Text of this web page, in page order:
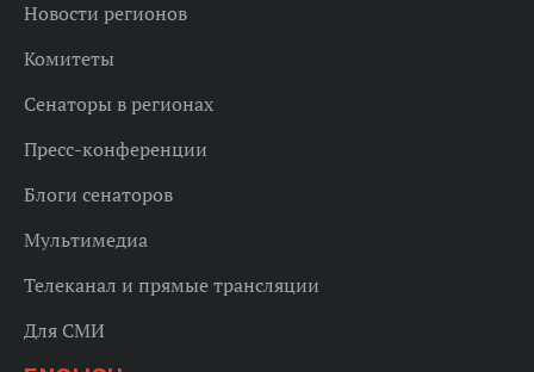
Новости регионов
Комитеты
Сенаторы в регионах
Пресс-конференции
Блоги сенаторов
Мультимедиа
Телеканал и прямые трансляции
Для СМИ